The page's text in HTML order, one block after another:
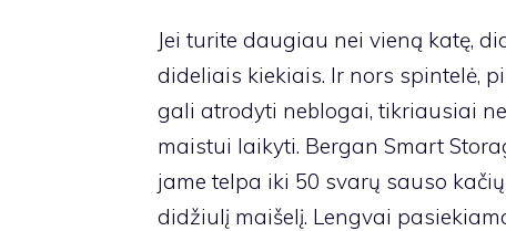
Jei turite daugiau nei vieną katę,
dideliais kiekiais. Ir nors spintelė,
gali atrodyti neblogai, tikriausiai
maistui laikyti. Bergan Smart
jame telpa iki 50 svarų sauso
didžiulį maišelį. Lengvai